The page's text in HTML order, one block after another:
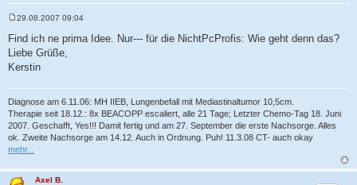
i
t
a
29.08.2007 09:04
Find ich ne prima Idee. Nur--- für die NichtPcProfis: Wie geht denn das?
Liebe Grüße,
Kerstin
Diagnose am 6.11.06: MH IIEB, Lungenbefall mit Mediastinaltumor 10,5cm.
Therapie seit 18.12.: 8x BEACOPP escaliert, alle 21 Tage; Letzter Chemo-Tag 18. Juni
2007. Geschafft, Yes!!! Damit fertig und am 27. September die erste Nachsorge. Alles
ok. Zweite Nachsorge am 14.12. Auch in Ordnung. Puh! 11.3.08 CT- auch okay
mehr...
Axel B.